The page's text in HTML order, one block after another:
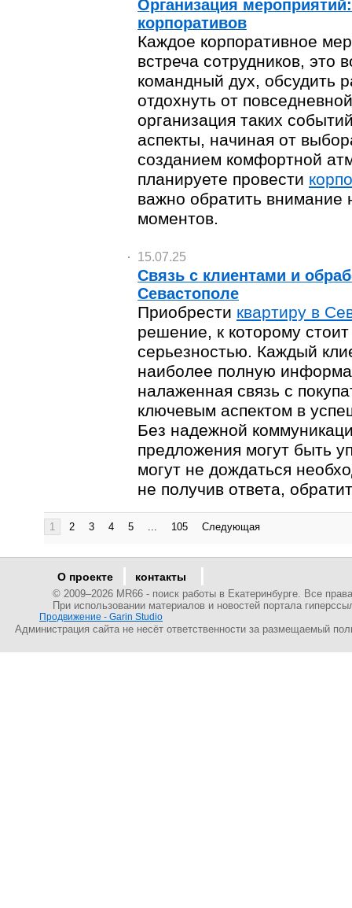
Организация
корпоративов
Каждое корпоративное
встреча сотрудников, это
командный дух, обсудить
отдохнуть от
организация таких
аспекты, начиная от
созданием комфортной
планируете провести
важно обратить внимание
моментов.
15.07.25
Связь с клиентами и
Севастополе
Приобрести квартиру в
решение, к которому
серьезностью. Каждый
наиболее полную
налаженная связь с
ключевым аспектом в
Без надежной
предложения могут быть
могут не дождаться
не получив ответа,
1 2 3 4 5 ... 105 Следующая
О проекте контакты
© 2009–2026 MR66 - поиск работы в Екатеринбурге. Все
При использовании материалов и новостей портала
Продвижение - Garin Studio
Администрация сайта не несёт ответственности за размещаемый